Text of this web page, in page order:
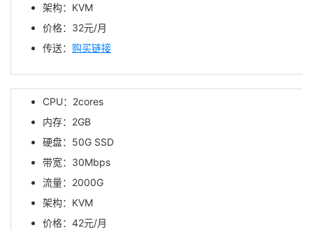
架构：KVM
价格：32元/月
传送： 购买链接
CPU：2cores
内存：2GB
硬盘：50G SSD
带宽：30Mbps
流量：2000G
架构：KVM
价格：42元/月